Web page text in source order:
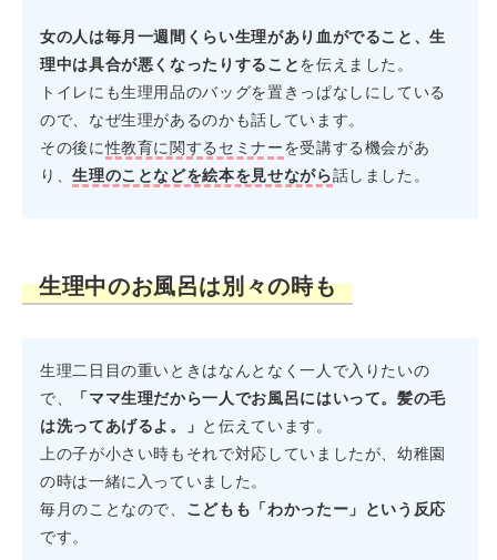
女の人は毎月一週間くらい生理があり血がでること、生
理中は具合が悪くなったりすることを伝えました。
トイレにも生理用品のバッグを置きっぱなしにしている
ので、なぜ生理があるのかも話しています。
その後に性教育に関するセミナーを受講する機会があ
り、生理のことなどを絵本を見せながら話しました。
生理中のお風呂は別々の時も
生理二日目の重いときはなんとなく一人で入りたいの
で、
「ママ生理だから一人でお風呂にはいって。髪の毛
は洗ってあげるよ。」 と伝えています。
上の子が小さい時もそれで対応していましたが、幼稚園
の時は一緒に入っていました。
毎月のことなので、 こどもも「わかったー」という反応
です。